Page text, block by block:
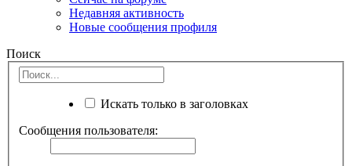
Недавняя активность
Новые сообщения профиля
Поиск
Искать только в заголовках
Сообщения пользователя: